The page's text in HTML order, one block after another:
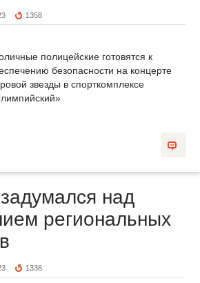
1358
полицейские готовятся к
безопасности на концерте
звезды в спорткомплексе
над
региональных
1336